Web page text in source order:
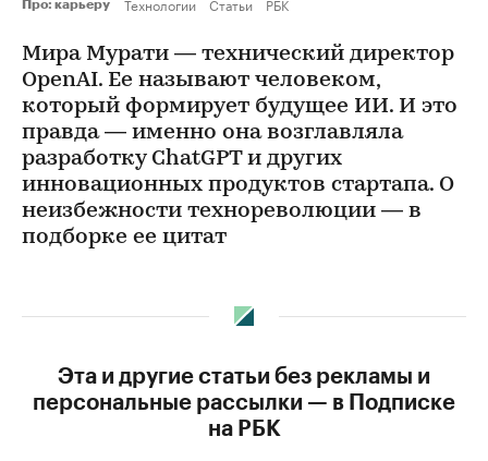
Про: карьеру
Мира Мурати — технический директор
OpenAI. Ее называют человеком,
который формирует будущее ИИ. И это
правда — именно она возглавляла
разработку ChatGPT и других
инновационных продуктов стартапа. О
неизбежности технореволюции — в
подборке ее цитат
Эта и другие статьи без рекламы и
персональные рассылки — в Подписке
на РБК